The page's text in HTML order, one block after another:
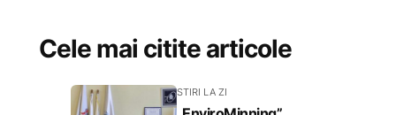
Cele mai citite articole
STIRI LA ZI